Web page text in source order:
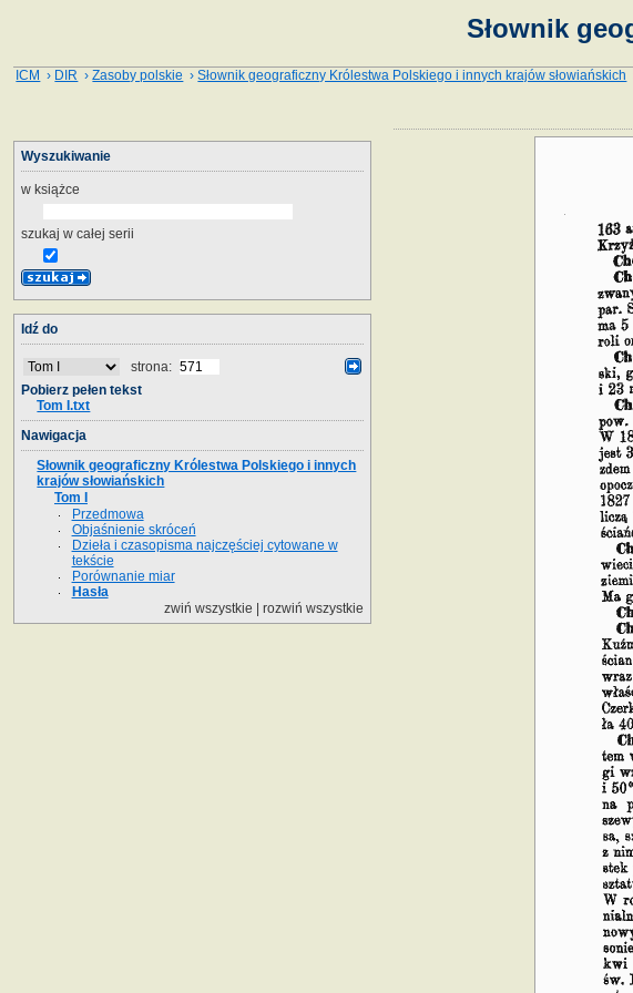
Słownik
ICM › DIR ›Zasoby polskie ›Słownik geograficzny Królestwa Polskiego i innych krajów słowiańskich
Wyszukiwanie
w książce
szukaj w całej serii
Idź do
strona:
Pobierz pełen tekst
Tom I.txt
Nawigacja
Słownik geograficzny Królestwa Polskiego i innych
krajów słowiańskich
Tom I
Przedmowa
Objaśnienie skróceń
Dzieła i czasopisma najczęściej cytowane w
tekście
Porównanie miar
Hasła
zwiń wszystkie |rozwiń wszystkie